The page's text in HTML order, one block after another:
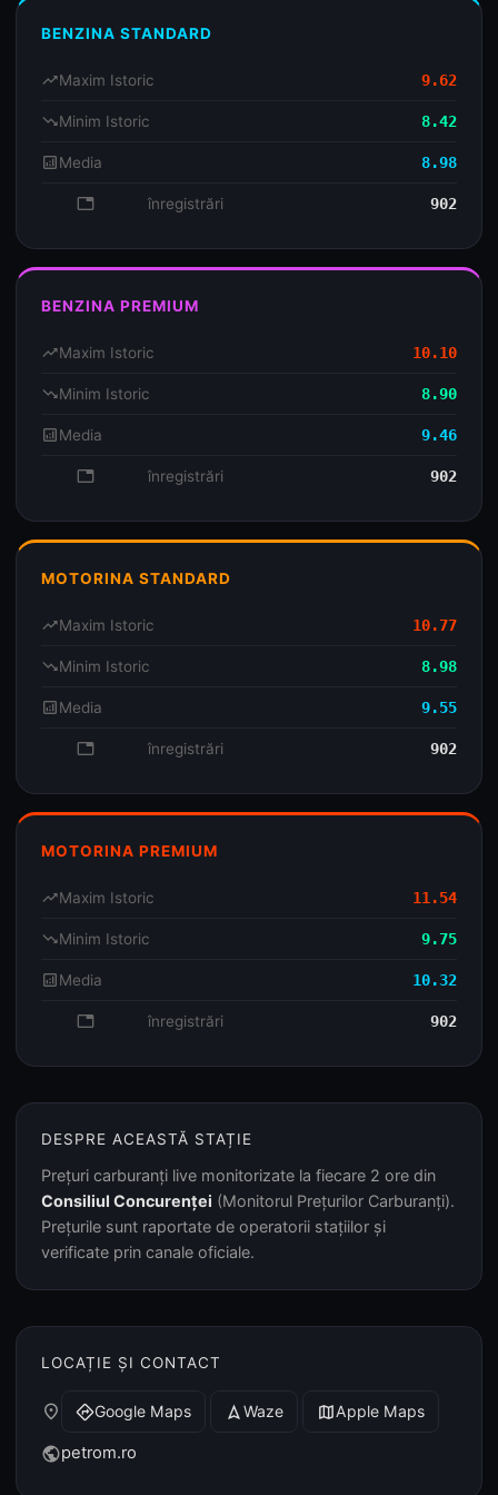
BENZINA STANDARD
trending_upMaxim Istoric 9.62
trending_downMinim Istoric 8.42
analyticsMedia 8.98
database înregistrări 902
BENZINA PREMIUM
trending_upMaxim Istoric 10.10
trending_downMinim Istoric 8.90
analyticsMedia 9.46
database înregistrări 902
MOTORINA STANDARD
trending_upMaxim Istoric 10.77
trending_downMinim Istoric 8.98
analyticsMedia 9.55
database înregistrări 902
MOTORINA PREMIUM
trending_upMaxim Istoric 11.54
trending_downMinim Istoric 9.75
analyticsMedia 10.32
database înregistrări 902
DESPRE ACEASTĂ STAȚIE
Prețuri carburanți live monitorizate la fiecare 2 ore din
Consiliul Concurenței (Monitorul Prețurilor Carburanți).
Prețurile sunt raportate de operatorii stațiilor și
verificate prin canale oficiale.
LOCAȚIE ȘI CONTACT
place directionsGoogle Maps navigation Waze mapApple Maps
publicpetrom.ro